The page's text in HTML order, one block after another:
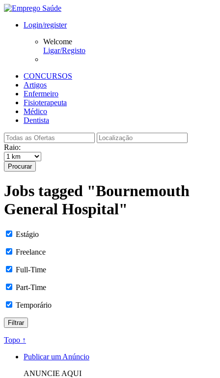
Login/register
Welcome
Ligar/Registo
CONCURSOS
Artigos
Enfermeiro
Fisioterapeuta
Médico
Dentista
Raio:
Procurar
Jobs tagged "Bournemouth
General Hospital"
Estágio
Freelance
Full-Time
Part-Time
Temporário
Topo ↑
Publicar um Anúncio
ANUNCIE AQUI